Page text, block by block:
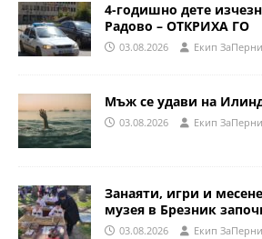
4-годишно дете
Радово – ОТКРИХА ГО
03.08.2026 Eкип
Мъж се удави на
03.08.2026 Eкип
Занаяти, игри и
музея в Брезник
03.08.2026 Eкип